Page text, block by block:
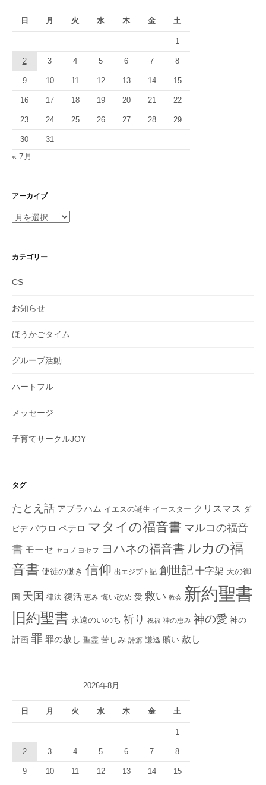
り日 月 火 水 木 金 土
1
2 3 4 5 6 7 8
9 10 11 12 13 14 15
16 17 18 19 20 21 22
23 24 25 26 27 28 29
30 31
« 7月
アーカイブ
ア
イ
カテゴリー
CS
お知らせ
ほうかごタイム
グループ活動
ハートフル
メッセージ
子育てサークルJOY
タグ
たとえ話 アブラハム イエスの誕生 イースター クリスマス ダ
ビデ パウロ ペテロ マタイの福音書 マルコの福音
書 モーセ ヤコブ ヨセフ ヨハネの福音書 ルカの福
音書 使徒の働き 信仰 出エジプト記 創世記 十字架 天の御
国 天国 律法 復活 恵み 悔い改め 愛 救い 教会 新約聖書
旧約聖書 永遠のいのち 祈り 祝福 神の恵み 神の愛 神の
計画 罪 罪の赦し 聖霊 苦しみ 詩篇 謙遜 贖い 赦し
2026年8月
日 月 火 水 木 金 土
1
2 3 4 5 6 7 8
9 10 11 12 13 14 15